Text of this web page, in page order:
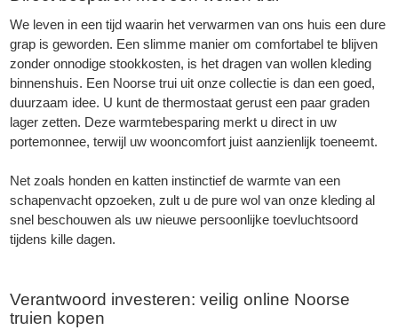
We leven in een tijd waarin het verwarmen van ons huis een dure
grap is geworden. Een slimme manier om comfortabel te blijven
zonder onnodige stookkosten, is het dragen van wollen kleding
binnenshuis. Een Noorse trui uit onze collectie is dan een goed,
duurzaam idee. U kunt de thermostaat gerust een paar graden
lager zetten. Deze warmtebesparing merkt u direct in uw
portemonnee, terwijl uw wooncomfort juist aanzienlijk toeneemt.
Net zoals honden en katten instinctief de warmte van een
schapenvacht opzoeken, zult u de pure wol van onze kleding al
snel beschouwen als uw nieuwe persoonlijke toevluchtsoord
tijdens kille dagen.
Verantwoord investeren: veilig online Noorse
truien kopen